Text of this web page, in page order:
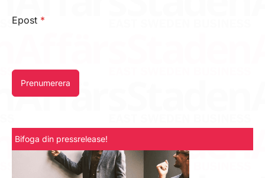
Epost *
Prenumerera
Bifoga din pressrelease!